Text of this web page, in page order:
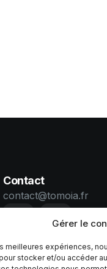
Gérer le
meilleures expériences,
stocker et/ou accéder
Contact
contact@tomoia.fr